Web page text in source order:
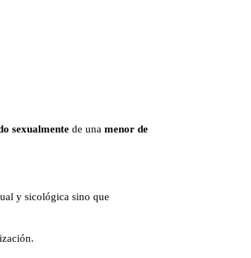
sexualmente de una menor de
y sicológica sino que